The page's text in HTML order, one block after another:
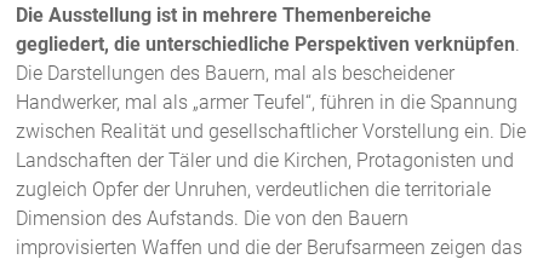
Die Ausstellung ist in mehrere Themenbereiche
gegliedert, die unterschiedliche Perspektiven verknüpfen.
Die Darstellungen des Bauern, mal als bescheidener
Handwerker, mal als „armer Teufel“, führen in die Spannung
zwischen Realität und gesellschaftlicher Vorstellung ein. Die
Landschaften der Täler und die Kirchen, Protagonisten und
zugleich Opfer der Unruhen, verdeutlichen die territoriale
Dimension des Aufstands. Die von den Bauern
improvisierten Waffen und die der Berufsarmeen zeigen das